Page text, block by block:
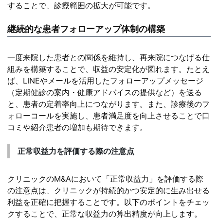
することで、診療範囲の拡大が可能です。
継続的な患者フォローアップ体制の構築
一度来院した患者との関係を維持し、再来院につなげる仕
組みを構築することで、収益の安定化が図れます。たとえ
ば、LINEやメールを活用したフォローアップメッセージ
（定期健診の案内・健康アドバイスの提供など）を送る
と、患者の定着率向上につながります。また、診療後のフ
ォローコールを実施し、患者満足度を向上させることで口
コミや紹介患者の増加も期待できます。
正常収益力を評価する際の注意点
クリニックのM&Aにおいて「正常収益力」を評価する際
の注意点は、クリニックが持続的かつ安定的に生み出せる
利益を正確に把握することです。以下のポイントをチェッ
クすることで、正常な収益力の算出精度が向上します。